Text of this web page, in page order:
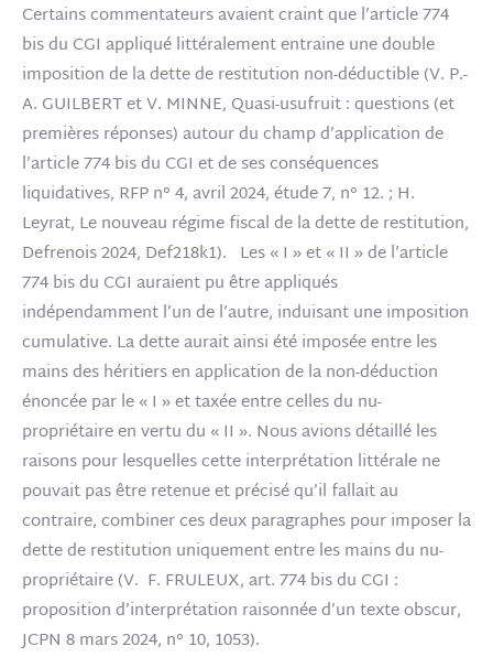
Certains commentateurs avaient craint que l’article 774
bis du CGI appliqué littéralement entraine une double
imposition de la dette de restitution non-déductible (V. P.-
A. GUILBERT et V. MINNE, Quasi-usufruit : questions (et
premières réponses) autour du champ d’application de
l’article 774 bis du CGI et de ses conséquences
liquidatives, RFP n° 4, avril 2024, étude 7, n° 12. ; H.
Leyrat, Le nouveau régime fiscal de la dette de restitution,
Defrenois 2024, Def218k1). Les « I » et « II » de l’article
774 bis du CGI auraient pu être appliqués
indépendamment l’un de l’autre, induisant une imposition
cumulative. La dette aurait ainsi été imposée entre les
mains des héritiers en application de la non-déduction
énoncée par le « I » et taxée entre celles du nu-
propriétaire en vertu du « II ». Nous avions détaillé les
raisons pour lesquelles cette interprétation littérale ne
pouvait pas être retenue et précisé qu’il fallait au
contraire, combiner ces deux paragraphes pour imposer la
dette de restitution uniquement entre les mains du nu-
propriétaire (V. F. FRULEUX, art. 774 bis du CGI :
proposition d’interprétation raisonnée d’un texte obscur,
JCPN 8 mars 2024, n° 10, 1053).